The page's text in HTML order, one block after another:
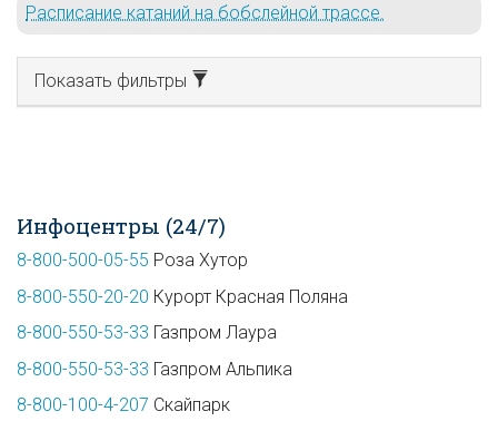
Расписание катаний на бобслейной трассе.
Показать фильтры
Инфоцентры (24/7)
8-800-500-05-55 Роза Хутор
8-800-550-20-20 Курорт Красная Поляна
8-800-550-53-33 Газпром Лаура
8-800-550-53-33 Газпром Альпика
8-800-100-4-207 Скайпарк